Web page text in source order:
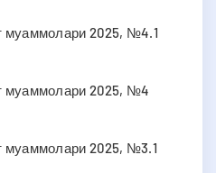
муаммолари 2025, №4.1
муаммолари 2025, №4
муаммолари 2025, №3.1